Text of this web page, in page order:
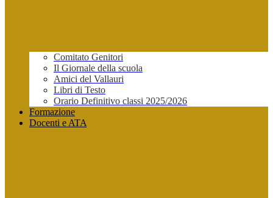
Comitato Genitori
Il Giornale della scuola
Amici del Vallauri
Libri di Testo
Orario Definitivo classi 2025/2026
Formazione
Docenti e ATA